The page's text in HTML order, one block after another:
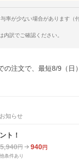
率が少ない場合があります（
内訳でご確認ください。
の注文で、最短8/9（日
知らせ
ト！
5,940円 940円
条件あり